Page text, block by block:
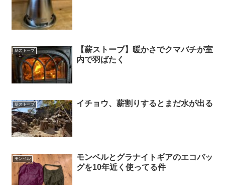
薪ストーブ
【薪ストーブ】暖かさでクマバチが室
内で羽ばたく
薪ストーブ イチョウ、薪割りするとまだ水が出る
モンベル
モンベルとグラナイトギアのエコバッ
グを10年近く使ってる件